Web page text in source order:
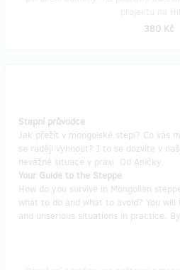
380 Kč
Stepní průvodce
Jak přežít v mongolské stepi? Co vás
se raději vyhnout? I to se dozvíte v
nevážné situace v praxi. Od Aničky.
Your Guide to the Steppe
How do you survive in Mongolian
what to do and what to avoid? You
and unserious situations in practice.